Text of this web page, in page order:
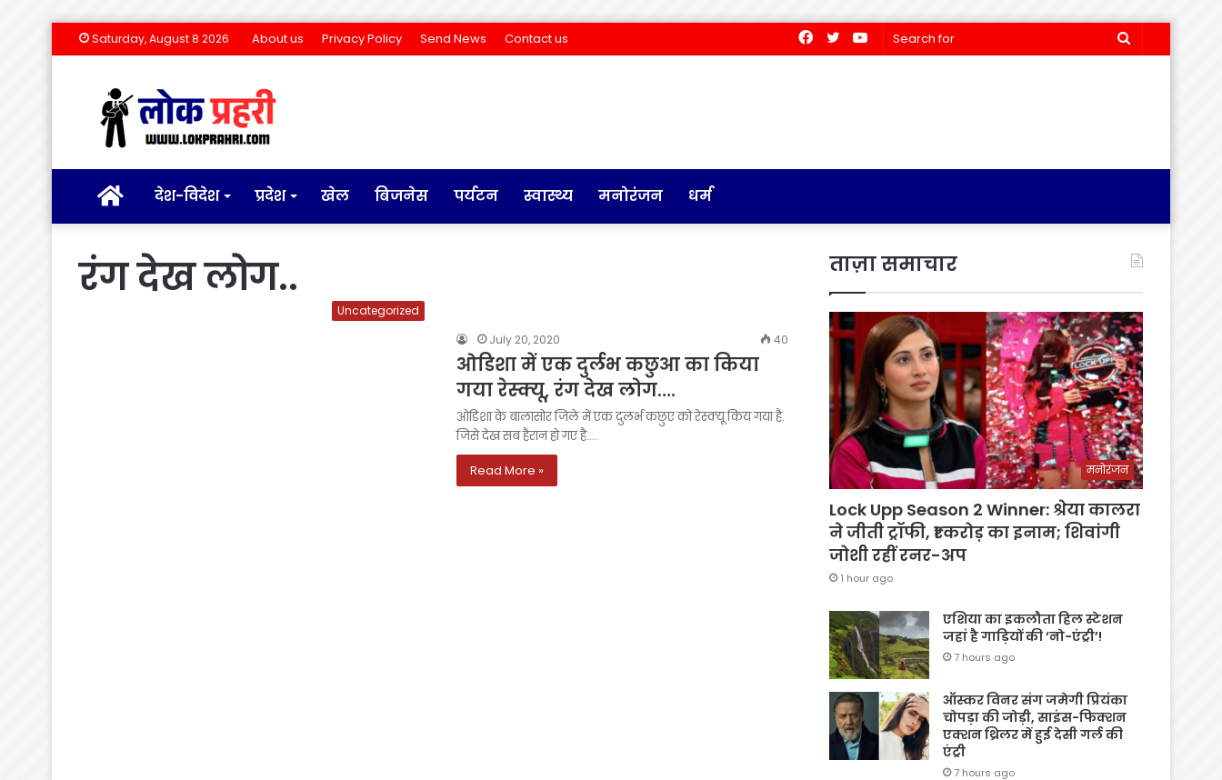
Saturday, August 8 2026 About us Privacy Policy Send News Contact us
Search
YouTube
Twitter
Facebook
होम देश-विदेश प्रदेश खेल बिजनेस पर्यटन स्वास्थ्य मनोरंजन धर्म
रंग देख लोग..
Uncategorized
July 20, 2020
40
ओडिशा में एक दुर्लभ कछुआ का किया
गया रेस्क्यू, रंग देख लोग….
ओडिशा के बालासोर जिले में एक दुलर्भ कछुए को रेस्क्यू किय गया है.
जिसे देख सब हैरान हो गए है.…
Read More »
ताज़ा समाचार
मनोरंजन
Lock Upp Season 2 Winner: श्रेया कालरा
ने जीती ट्रॉफी, ₹1 करोड़ का इनाम; शिवांगी
जोशी रहीं रनर-अप
1 hour ago
एशिया का इकलौता हिल स्टेशन
जहां है गाड़ियों की ‘नो-एंट्री’!
7 hours ago
ऑस्कर विनर संग जमेगी प्रियंका
चोपड़ा की जोड़ी, साइंस-फिक्शन
एक्शन थ्रिलर में हुई देसी गर्ल की
एंट्री
7 hours ago